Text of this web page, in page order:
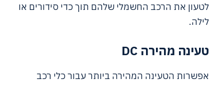
לטעון את הרכב החשמלי שלהם תוך כדי סידורים או
לילה.
טעינה מהירה DC
אפשרות הטעינה המהירה ביותר עבור כלי רכב